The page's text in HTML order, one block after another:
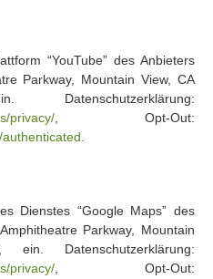
“YouTube” des Anbieters
Parkway, Mountain View, CA
privacy/ , Opt-Out:
Dienstes “Google Maps” des
Parkway, Mountain
Datenschutzerklärung:
privacy/ , Opt-Out: